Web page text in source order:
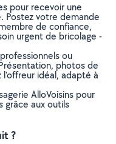
pour recevoir une
Postez votre demande
de confiance,
urgent de bricolage -
ou
photos de
l'offreur idéal, adapté à
AlloVoisins pour
grâce aux outils
?